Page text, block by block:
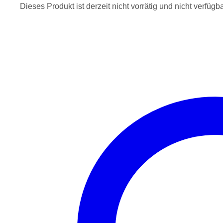
Dieses Produkt ist derzeit nicht vorrätig und nicht